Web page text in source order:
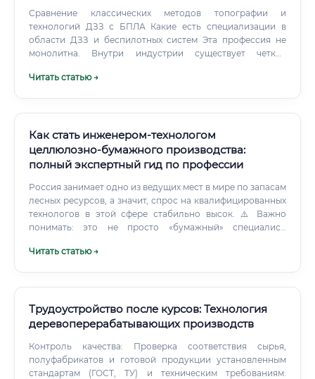
Сравнение классических методов топографии и
технологий ДЗЗ с БПЛА Какие есть специализации в
области ДЗЗ и беспилотных систем Эта профессия не
монолитна. Внутри индустрии существует четкое
пилотировать тяжелый промышленный дроны-самолет и
Читать статью →
Как стать инженером-технологом
целлюлозно-бумажного производства:
полный экспертный гид по профессии
Россия занимает одно из ведущих мест в мире по запасам
лесных ресурсов, а значит, спрос на квалифицированных
технологов в этой сфере стабильно высок. ⚠️ Важно
понимать: это не просто «бумажный» специалист.
процессами, высокотехнологичным оборудованием,
Читать статью →
Трудоустройство после курсов: Технология
деревоперерабатывающих производств
Контроль качества: Проверка соответствия сырья,
полуфабрикатов и готовой продукции установленным
стандартам (ГОСТ, ТУ) и техническим требованиям.